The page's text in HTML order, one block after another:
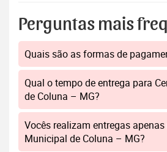
Perguntas mais
Quais são as formas de
Qual o tempo de entrega para
de Coluna – MG?
Vocês realizam entregas
Municipal de Coluna – MG?